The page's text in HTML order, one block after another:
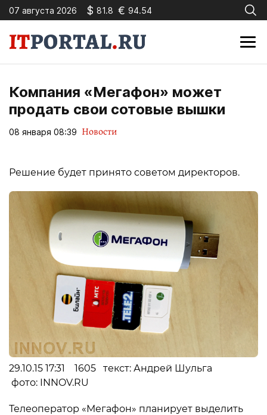
07 августа 2026 $ 81.8 € 94.54
Компания «Мегафон» может
продать свои сотовые вышки
08 января 08:39 Новости
Решение будет принято советом директоров.
29.10.15 17:31 1605 текст: Андрей Шульга
фото: INNOV.RU
Телеоператор «Мегафон» планирует выделить